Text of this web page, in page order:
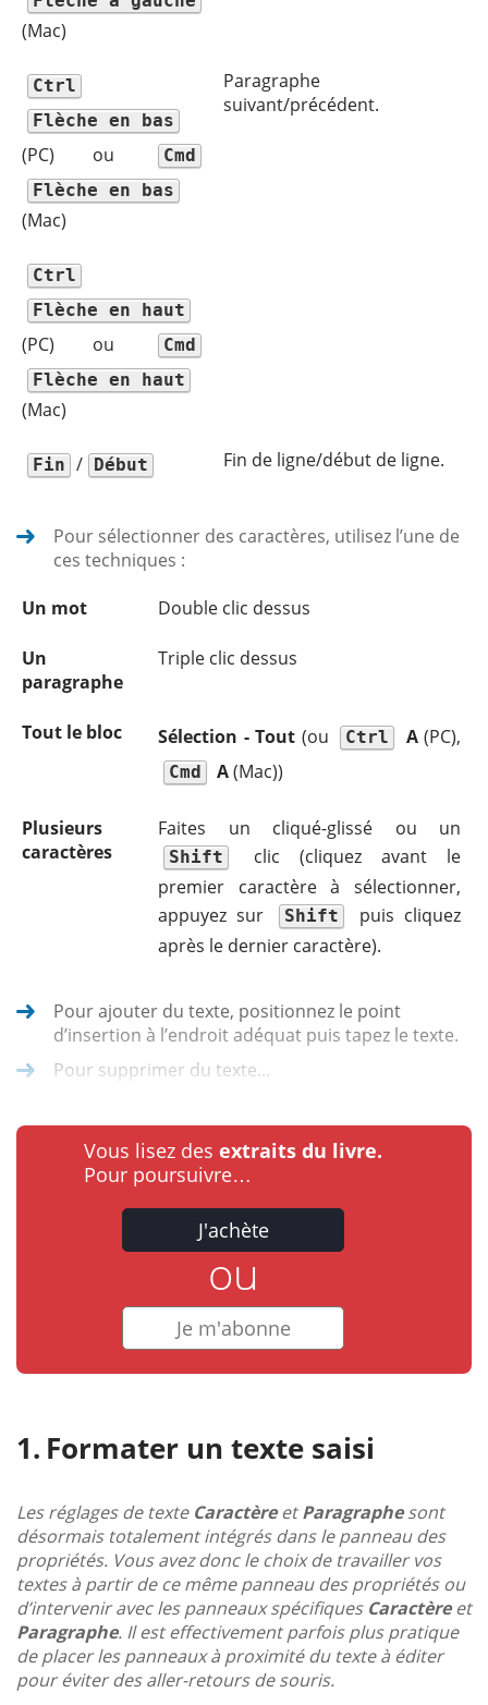
(Mac)
Ctrl
Flèche en bas
(PC) ou
Cmd
Flèche en bas
(Mac)
Paragraphe
suivant/précédent.
Ctrl
Flèche en haut
(PC) ou
Cmd
Flèche en haut
(Mac)
Fin / Début Fin de ligne/début de ligne.
Pour sélectionner des caractères, utilisez l’une de
ces techniques :
Un mot
Double clic dessus
Un
paragraphe
Triple clic dessus
Tout le bloc Sélection - Tout (ou Ctrl A(PC),
Cmd A(Mac))
Plusieurs
caractères
Faites un cliqué-glissé ou un
Shift
clic (cliquez avant le
premier caractère à sélectionner,
appuyez sur
Shift
puis cliquez
après le dernier caractère).
Pour ajouter du texte, positionnez le point
d’insertion à l’endroit adéquat puis tapez le texte.
Pour supprimer du texte...
Vous lisez des extraits du livre.
Pour poursuivre…
J'achète
ou
Je m'abonne
Formater un texte saisi
Les réglages de texte CaractèreetParagraphesont
désormais totalement intégrés dans le panneau des
propriétés. Vous avez donc le choix de travailler vos
textes à partir de ce même panneau des propriétés ou
d’intervenir avec les panneaux spécifiques Caractèreet
Paragraphe. Il est effectivement parfois plus pratique
de placer les panneaux à proximité du texte à éditer
pour éviter des aller-retours de souris.